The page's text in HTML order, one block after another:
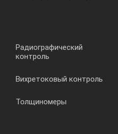
Радиографический
контроль
Вихретоковый контроль
Толщиномеры